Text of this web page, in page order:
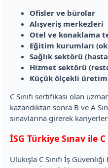
Ofisler ve bürolar
Alışveriş merkezleri
Otel ve konaklama
Eğitim kurumları
Sağlık sektörü
Hizmet sektörü
Küçük ölçekli
C Sınıfı sertifikası olan
kazandıktan sonra B ve A
sınavlarına girerek
İSG Türkiye Sınav ile
Ulukışla C Sınıfı İş